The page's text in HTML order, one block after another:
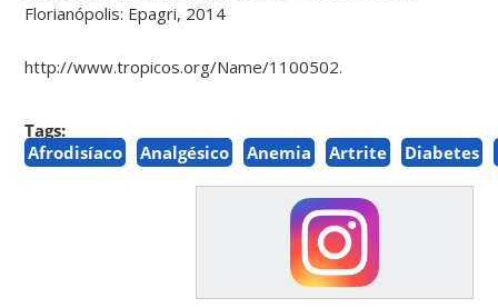
Florianópolis: Epagri, 2014
http://www.tropicos.org/Name/1100502.
Tags:
Afrodisíaco
Analgésico Anemia Artrite Diabetes